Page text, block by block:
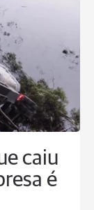
caiu
é